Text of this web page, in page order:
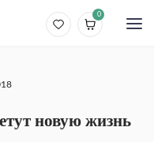
0
новую жизнь